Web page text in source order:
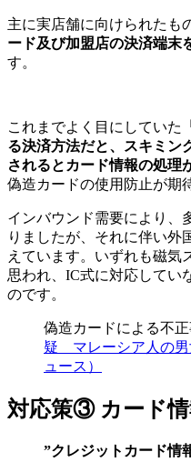
主に実店舗に向けられたも
ード及び加盟店の決済端末
す。
これまでよく目にしていた
る決済方法だと、スキミン
されるとカード情報の処理
偽造カードの使⽤防⽌が期
インバウンド需要により、
りましたが、それに伴い外
えています。いずれも磁気
思われ、IC式に対応してい
のです。
偽造カードによる不正
疑 マレーシア人の
ュース）
対応策③ カード
”クレジットカード情